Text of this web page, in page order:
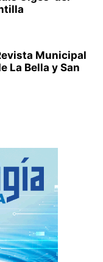
Municipal
La Bella y San